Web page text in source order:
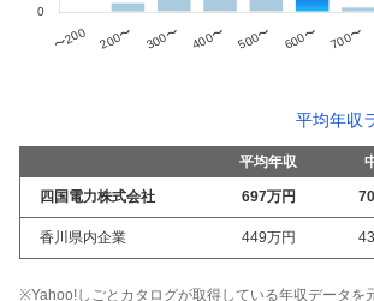
平均年収
平均年収
四国電力株式会社 697万円
香川県内企業 449万円
※Yahoo!しごとカタログが取得している年収データを